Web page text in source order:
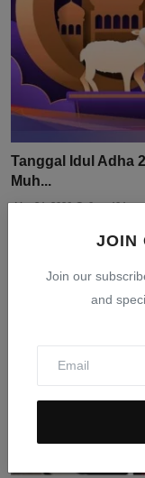
JOIN
Join our
and
Tanggal Idul Adha
Muh...
Mar 24, 2026 0 404